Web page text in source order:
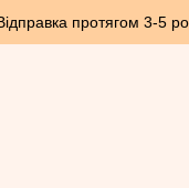
протягом 3-5